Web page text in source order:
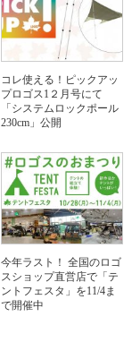
コレ使える！ピックアッ
プロゴス1２月号にて
「システムロックポール
230cm」公開
今年ラスト！ 全国のロゴ
スショップ直営店で「テ
ントフェスタ」を11/4ま
で開催中